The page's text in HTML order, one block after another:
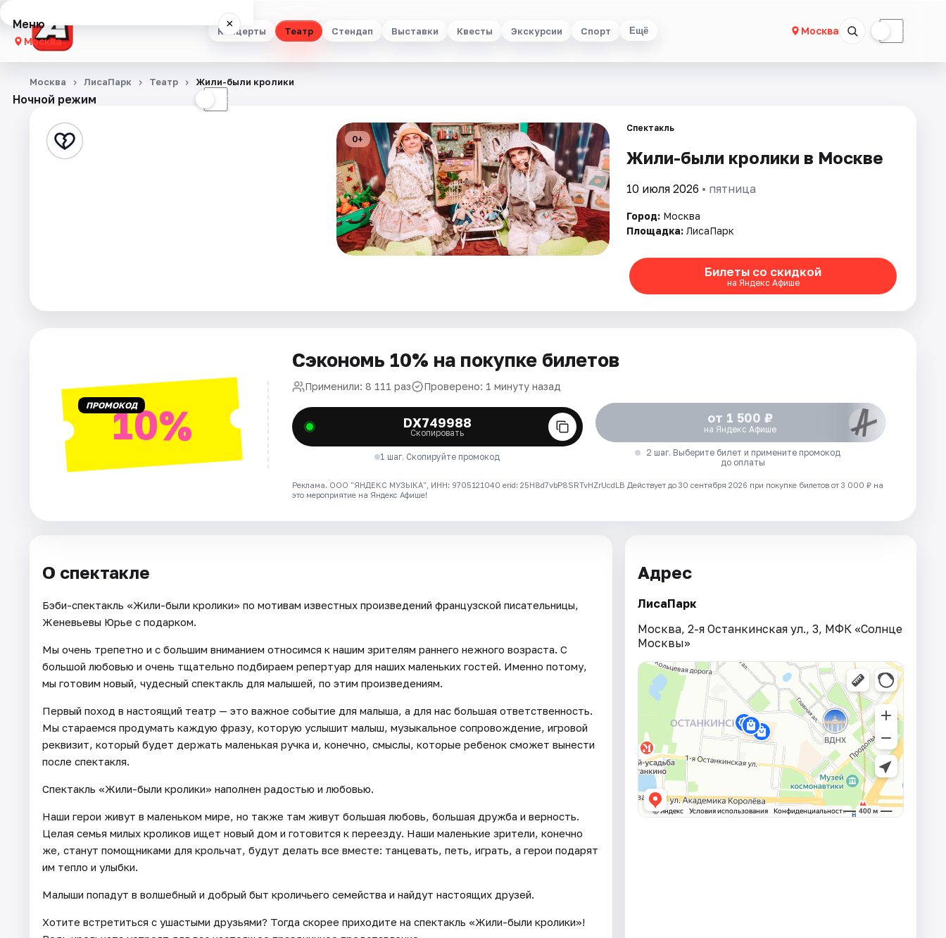
Концерты Театр Стендап Выставки Квесты Экскурсии Спорт Ещё Москва ☾
Меню ×
Москва
Концерты
Стендап
Площадки
Артисты
Рейтинги
Ночной режим ☾
Москва ЛисаПарк Театр Жили-были кролики
0+
Спектакль
Жили-были кролики в Москве
10 июля 2026 • пятница
Город: Москва
Площадка: ЛисаПарк
Билеты со скидкой
на Яндекс Афише
ПРОМОКОД10%
Сэкономь 10% на покупке билетов
Применили: 8 111 раз Проверено: 1 минуту назад
DX749988
Скопировать
1 шаг. Скопируйте промокод
от 1 500 ₽
на Яндекс Афише
2 шаг. Выберите билет и примените промокод
до оплаты
Реклама. ООО "ЯНДЕКС МУЗЫКА", ИНН: 9705121040 erid: 25H8d7vbP8SRTvHZrUcdLB Действует до 30 сентября 2026 при покупке билетов от 3 000 ₽ на
это мероприятие на Яндекс Афише!
О спектакле
Бэби-спектакль «Жили-были кролики» по мотивам известных произведений французской писательницы,
Женевьевы Юрье с подарком.
Мы очень трепетно и с большим вниманием относимся к нашим зрителям раннего нежного возраста. С
большой любовью и очень тщательно подбираем репертуар для наших маленьких гостей. Именно потому,
мы готовим новый, чудесный спектакль для малышей, по этим произведениям.
Первый поход в настоящий театр — это важное событие для малыша, а для нас большая ответственность.
Мы стараемся продумать каждую фразу, которую услышит малыш, музыкальное сопровождение, игровой
реквизит, который будет держать маленькая ручка и, конечно, смыслы, которые ребенок сможет вынести
после спектакля.
Спектакль «Жили-были кролики» наполнен радостью и любовью.
Наши герои живут в маленьком мире, но также там живут большая любовь, большая дружба и верность.
Целая семья милых кроликов ищет новый дом и готовится к переезду. Наши маленькие зрители, конечно
же, станут помощниками для крольчат, будут делать все вместе: танцевать, петь, играть, а герои подарят
им тепло и улыбки.
Малыши попадут в волшебный и добрый быт кроличьего семейства и найдут настоящих друзей.
Хотите встретиться с ушастыми друзьями? Тогда скорее приходите на спектакль «Жили-были кролики»!
Адрес
ЛисаПарк
Москва, 2-я Останкинская ул., 3, МФК «Солнце
Москвы»